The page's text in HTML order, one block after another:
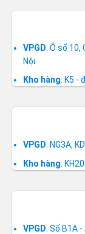
VPGD: Ô số 10,
Nội
Kho hàng: K5 -
VPGD: NG3A,
Kho hàng:
VPGD: Số B1A